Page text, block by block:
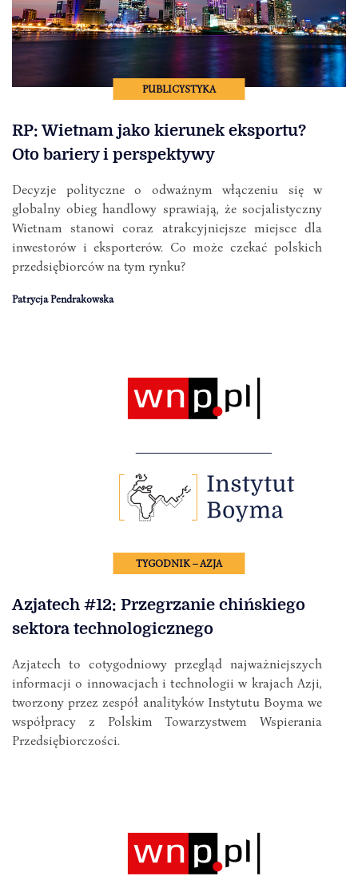
PUBLICYSTYKA
RP: Wietnam jako kierunek eksportu?
Oto bariery i perspektywy
Decyzje polityczne o odważnym włączeniu się w
globalny obieg handlowy sprawiają, że socjalistyczny
Wietnam stanowi coraz atrakcyjniejsze miejsce dla
inwestorów i eksporterów. Co może czekać polskich
przedsiębiorców na tym rynku?
Patrycja Pendrakowska
TYGODNIK – AZJA
Azjatech #12: Przegrzanie chińskiego
sektora technologicznego
Azjatech to cotygodniowy przegląd najważniejszych
informacji o innowacjach i technologii w krajach Azji,
tworzony przez zespół analityków Instytutu Boyma we
współpracy z Polskim Towarzystwem Wspierania
Przedsiębiorczości.